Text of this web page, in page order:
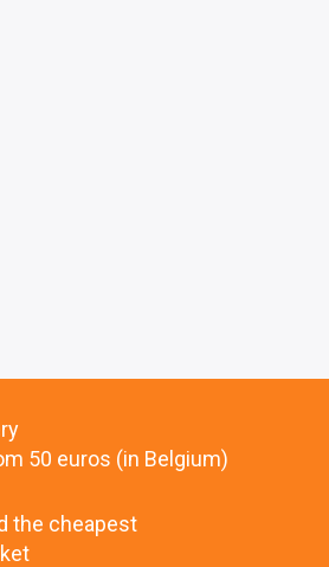
50 euros (in Belgium)
the cheapest